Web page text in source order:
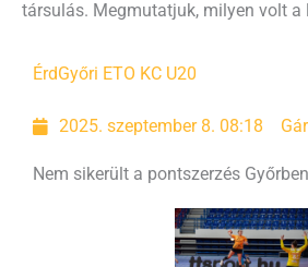
társulás. Megmutatjuk, milyen volt a
ÉrdGyőri ETO KC U20
2025. szeptember 8. 08:18
Nem sikerült a pontszerzés Győrben